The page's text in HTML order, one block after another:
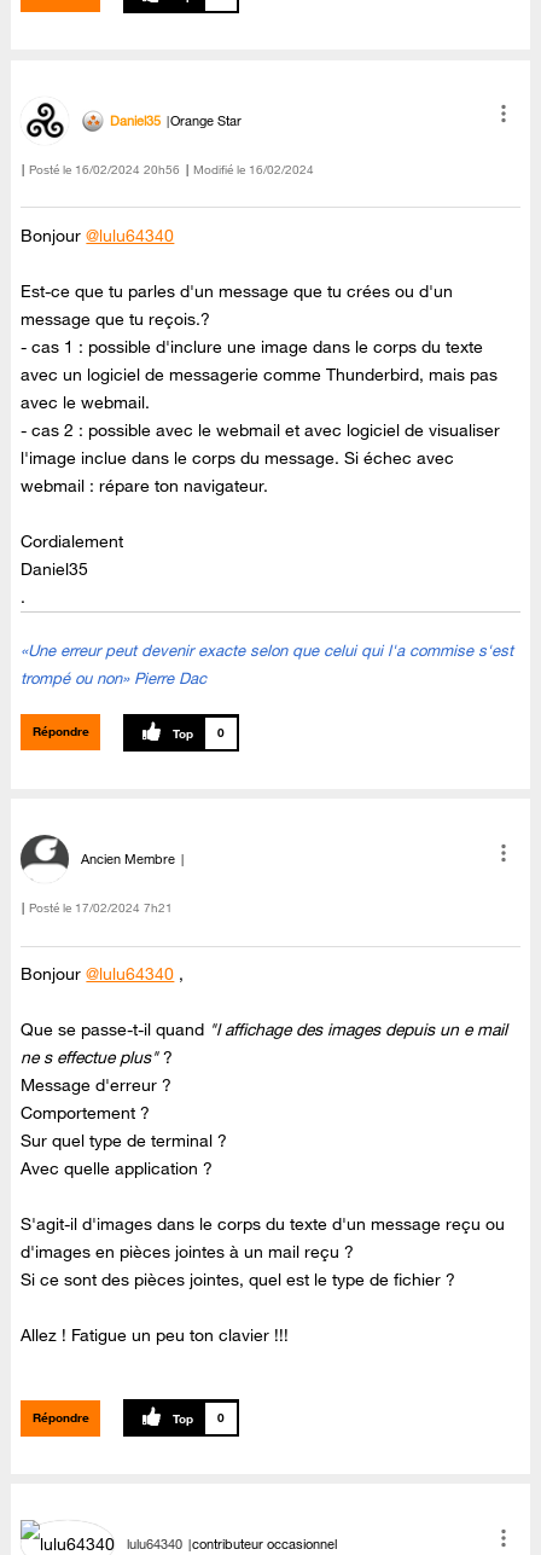
Daniel35 Orange Star
Posté le ‎16/02/2024 20h56 Modifié le 16/02/2024
Bonjour@lulu64340
Est-ce que tu parles d'un message que tu crées ou d'un
message que tu reçois.?
- cas 1 : possible d'inclure une image dans le corps du texte
avec un logiciel de messagerie comme Thunderbird, mais pas
avec le webmail.
- cas 2 : possible avec le webmail et avec logiciel de visualiser
l'image inclue dans le corps du message. Si échec avec
webmail : répare ton navigateur.
Cordialement
Daniel35
.
«Une erreur peut devenir exacte selon que celui qui l'a commise s'est
trompé ou non» Pierre Dac
Répondre 0
Ancien Membre
Posté le ‎17/02/2024 7h21
Bonjour@lulu64340 ,
Que se passe-t-il quand "l affichage des images depuis un e mail
ne s effectue plus"?
Message d'erreur ?
Comportement ?
Sur quel type de terminal ?
Avec quelle application ?
S'agit-il d'images dans le corps du texte d'un message reçu ou
d'images en pièces jointes à un mail reçu ?
Si ce sont des pièces jointes, quel est le type de fichier ?
Allez ! Fatigue un peu ton clavier !!!
Répondre 0
lulu64340 contributeur occasionnel